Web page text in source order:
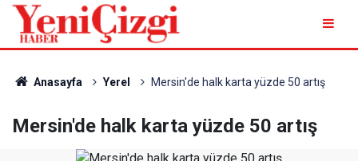
Anasayfa Yerel Mersin'de halk karta yüzde 50 artış
Mersin'de halk karta yüzde 50 artış